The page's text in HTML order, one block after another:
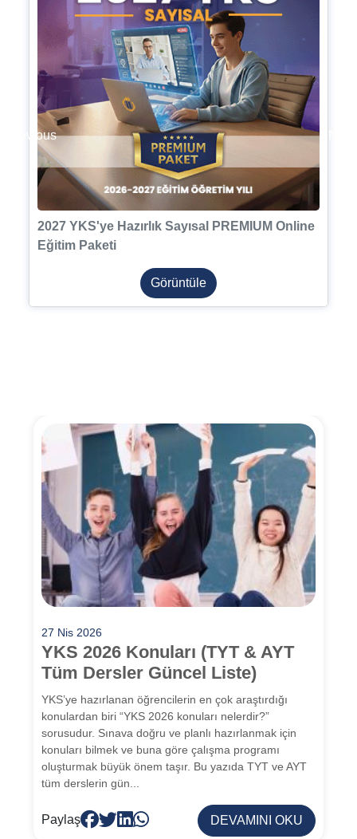
Previous
2027 YKS'ye Hazırlık Sayısal PREMIUM Online
Eğitim Paketi
Görüntüle
27 Nis 2026
YKS 2026 Konuları (TYT & AYT
Tüm Dersler Güncel Liste)
YKS’ye hazırlanan öğrencilerin en çok araştırdığı
konulardan biri “YKS 2026 konuları nelerdir?”
sorusudur. Sınava doğru ve planlı hazırlanmak için
konuları bilmek ve buna göre çalışma programı
oluşturmak büyük önem taşır. Bu yazıda TYT ve AYT
tüm derslerin gün...
Paylaş DEVAMINI OKU